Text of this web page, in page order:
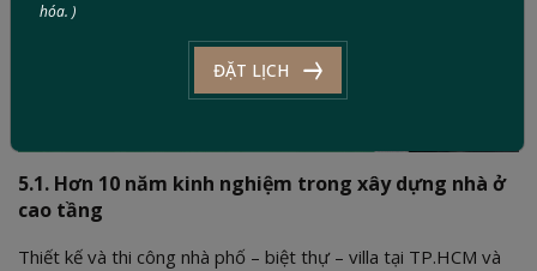
5.1. Hơn 10 năm kinh nghiệm trong xây dựng nhà ở
cao tầng
Thiết kế và thi công nhà phố – biệt thự – villa tại TP.HCM và
hóa. )
ĐẶT LỊCH